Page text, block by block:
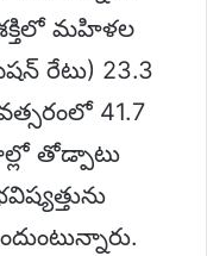
శక్తిలో మహిళల
రేటు) 23.3
41.7
తోడ్పాటు